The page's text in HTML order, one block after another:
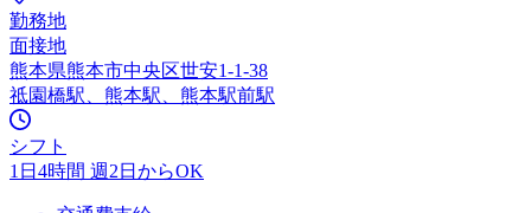
勤務地
面接地
熊本県熊本市中央区世安1-1-38
祗園橋駅、熊本駅、熊本駅前駅
シフト
1日4時間 週2日からOK